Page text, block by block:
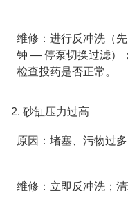
维修：进行反冲洗 （
钟 — 停泵切换过滤）
检查投药是否正常。
2. 砂缸压力过高
原因：堵塞、污物过多
维修：立即反冲洗；